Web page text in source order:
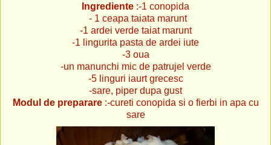
Ingrediente :-1 conopida
- 1 ceapa taiata marunt
-1 ardei verde taiat marunt
-1 lingurita pasta de ardei iute
-3 oua
-un manunchi mic de patrujel verde
-5 linguri iaurt grecesc
-sare, piper dupa gust
Modul de preparare:-cureti conopida si o fierbi in apa cu
sare